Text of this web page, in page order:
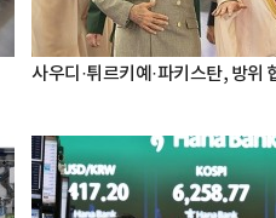
사우디·튀르키예·파키스탄, 방위